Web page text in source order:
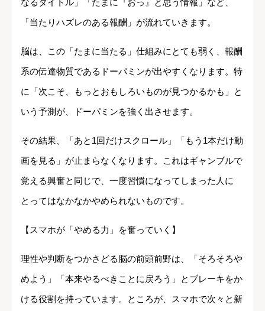
「当たりハズレのある報酬」が流れていきます。
脳は、この「たまに当たる」仕組みにとても弱く、報酬
系の伝達物質であるドーパミンが出やすくなります。特
に「次こそ、もっとおもしろいものが見つかるかも」と
いう予測が、ドーパミンを強く出させます。
その結果、「あと1回だけスクロール」「もう1本だけ動
画を見る」が止まらなくなります。これはギャンブルで
覚える興奮と同じで、一度習慣になってしまった人に
とってはなかなかやめられないものです。
【スマホが「やめる力」を奮っていく】
理性や判断をつかさどる脳の前頭前野は、「そろそろや
めよう」「本来やるべきことに戻ろう」とブレーキをか
ける役割を持っています。ところが、スマホで次々と新